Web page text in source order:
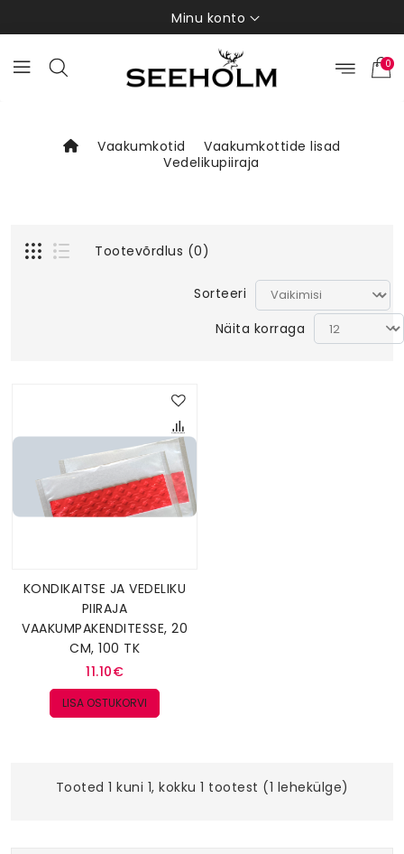
Minu konto
0
Vaakumkotid
Vaakumkottide lisad
Vedelikupiiraja
Tootevõrdlus (0)
Sorteeri
Näita korraga
KONDIKAITSE JA VEDELIKU
PIIRAJA
VAAKUMPAKENDITESSE, 20
CM, 100 TK
11.10€
LISA OSTUKORVI
Tooted 1 kuni 1, kokku 1 tootest (1 lehekülge)